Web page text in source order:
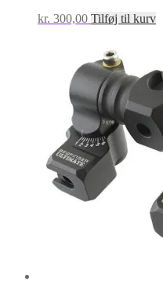
kr. 300,00 Tilføj til kurv